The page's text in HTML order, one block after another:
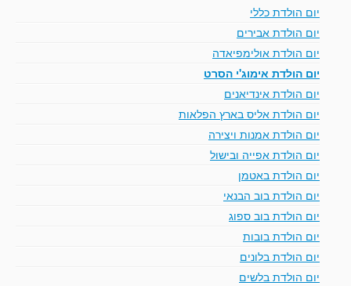
יום הולדת כללי
יום הולדת אבירים
יום הולדת אולימפיאדה
יום הולדת אימוג'י הסרט
יום הולדת אינדיאנים
יום הולדת אליס בארץ הפלאות
יום הולדת אמנות ויצירה
יום הולדת אפייה ובישול
יום הולדת באטמן
יום הולדת בוב הבנאי
יום הולדת בוב ספוג
יום הולדת בובות
יום הולדת בלונים
יום הולדת בלשים